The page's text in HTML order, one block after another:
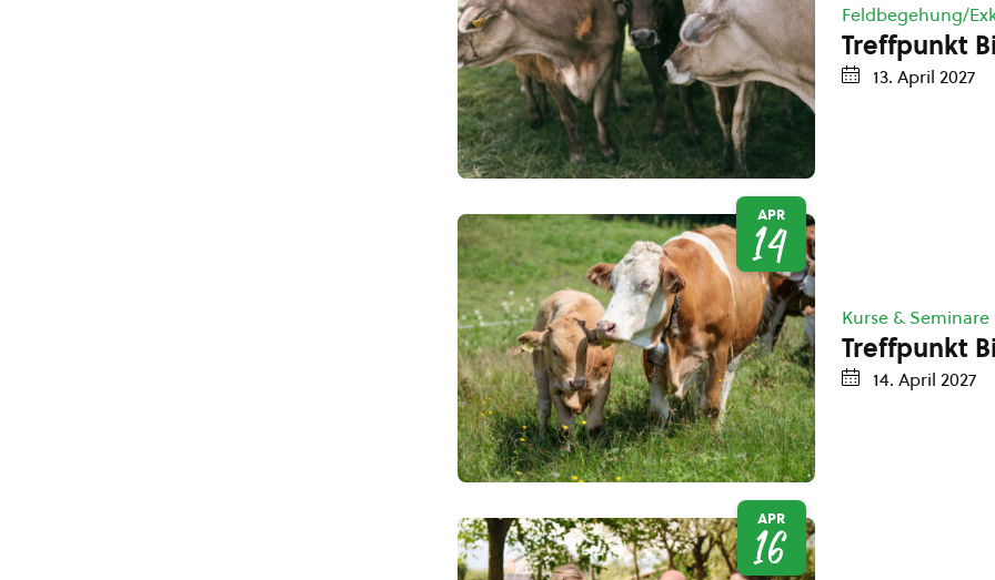
Feldbegehung/
Treffpunkt
13. April 2027
Kurse & Seminare
Treffpunkt
14. April 2027
APR
14
APR
16